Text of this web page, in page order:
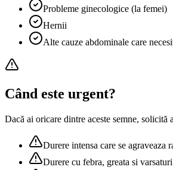
Probleme ginecologice (la femei)
Hernii
Alte cauze abdominale care
Când este urgent?
Dacă ai oricare dintre aceste semne, solicită
Durere intensa care se agraveaza
Durere cu febra, greata si varsaturi